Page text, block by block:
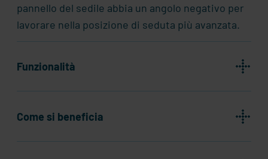
pannello del sedile abbia un angolo negativo per
lavorare nella posizione di seduta più avanzata.
Funzionalità
Come si beneficia